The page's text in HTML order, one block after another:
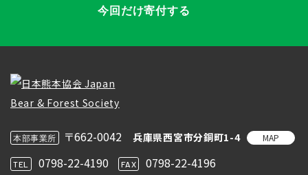
今回だけ寄付する
本部事業所 〒662-0042 兵庫県西宮市分銅町1-4 MAP
TEL 0798-22-4190 FAX 0798-22-4196